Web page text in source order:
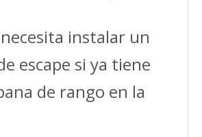
instalar un
escape si ya tiene
de rango en la